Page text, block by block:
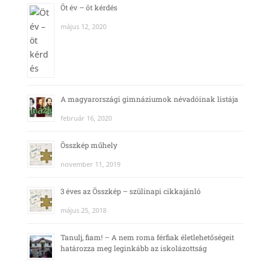
Öt év – öt kérdés
május 12, 2020
A magyarországi gimnáziumok névadóinak listája
február 16, 2020
Összkép műhely
november 11, 2019
3 éves az Összkép – szülinapi cikkajánló
május 25, 2018
Tanulj, fiam! – A nem roma férfiak életlehetőségeit
határozza meg leginkább az iskolázottság